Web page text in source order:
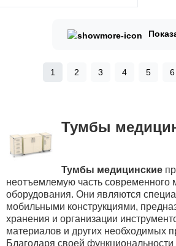
1 2 3 4 5 6
Тумбы
Тумбы медицинские
неотъемлемую часть современного
оборудования. Они являются
мобильными конструкциями,
хранения и организации
материалов и других необходимых
Благодаря своей функциональности